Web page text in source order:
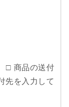
□ 商品の送付
先を入力して